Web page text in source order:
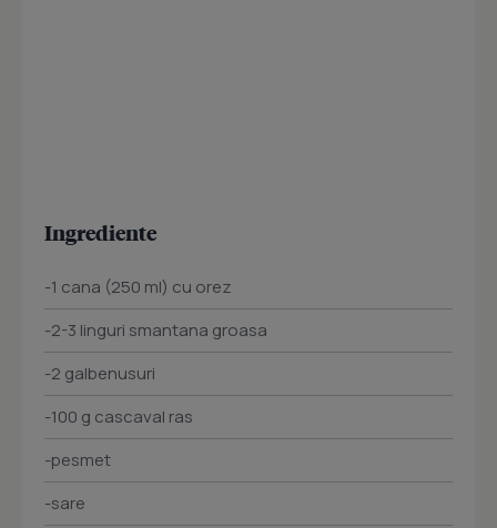
Ingrediente
-1 cana (250 ml) cu orez
-2-3 linguri smantana groasa
-2 galbenusuri
-100 g cascaval ras
-pesmet
-sare